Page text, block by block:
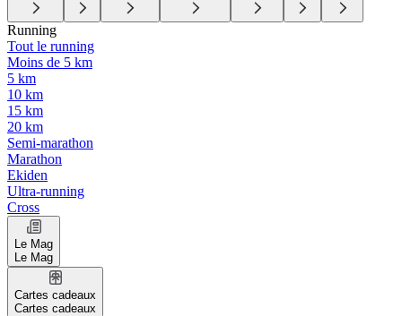
Running
Tout le running
Moins de 5 km
5 km
10 km
15 km
20 km
Semi-marathon
Marathon
Ekiden
Ultra-running
Cross
Le Mag
Le Mag
Cartes cadeaux
Cartes cadeaux